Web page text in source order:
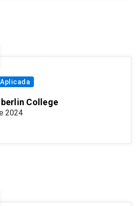
College
2024